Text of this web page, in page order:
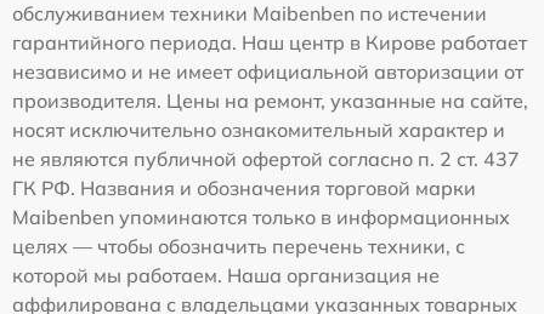
обслуживанием техники Maibenben по истечении
гарантийного периода. Наш центр в Кирове работает
независимо и не имеет официальной авторизации от
производителя. Цены на ремонт, указанные на сайте,
носят исключительно ознакомительный характер и
не являются публичной офертой согласно п. 2 ст. 437
ГК РФ. Названия и обозначения торговой марки
Maibenben упоминаются только в информационных
целях — чтобы обозначить перечень техники, с
которой мы работаем. Наша организация не
аффилирована с владельцами указанных товарных